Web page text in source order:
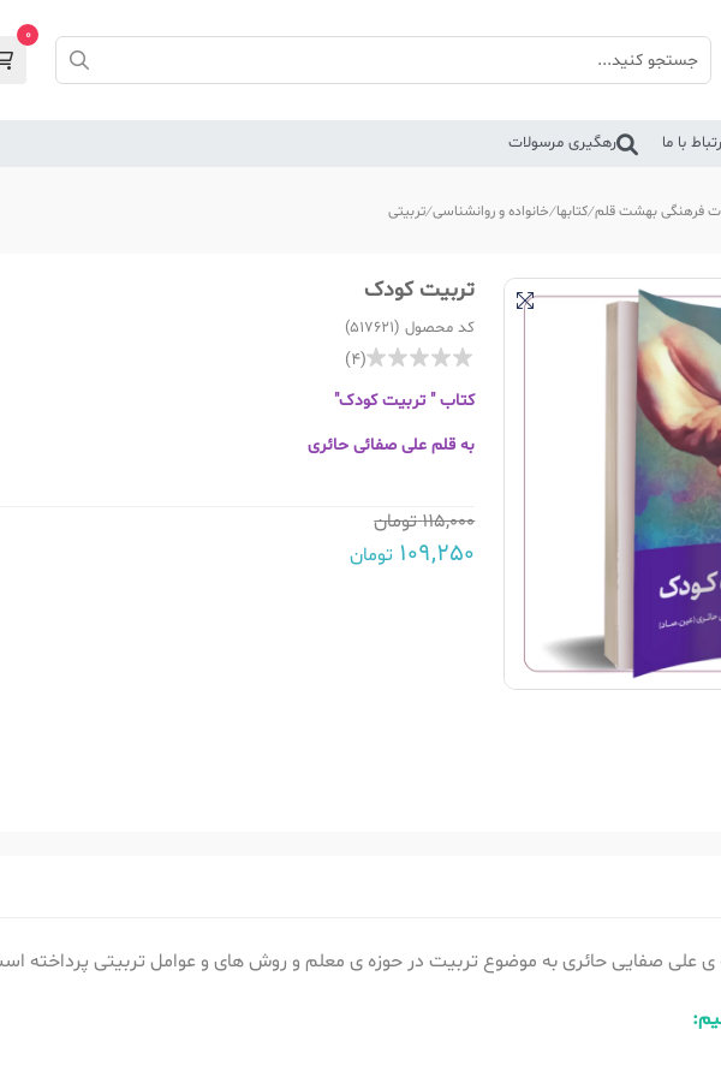
0
با ما رهگیری مرسولات
فرهنگی بهشت قلم کتابها خانواده و روانشناسی تربیتی
تربیت کودک
کد محصول (517621)
(4)
کتاب " تربیت کودک"
به قلم علی صفائی حائری
115,000تومان
109,250 تومان
ی علی صفایی حائری به موضوع تربیت در حوزه ی معلم و روش های و عوامل تربیتی پرداخته